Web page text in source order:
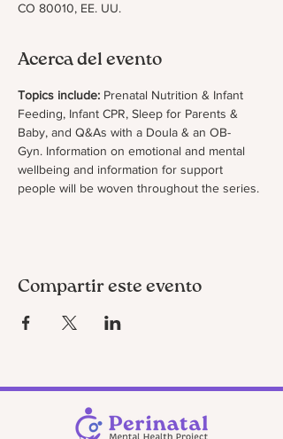
CO 80010, EE. UU.
Acerca del evento
Topics include: Prenatal Nutrition & Infant
Feeding, Infant CPR, Sleep for Parents &
Baby, and Q&As with a Doula & an OB-
Gyn. Information on emotional and mental
wellbeing and information for support
people will be woven throughout the series.
Compartir este evento